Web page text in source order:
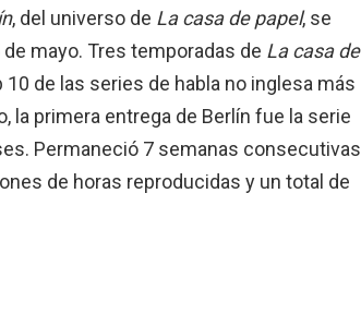
, del universo de La casa de papel, se
mayo. Tres temporadas de La casa de
de las series de habla no inglesa más
la primera entrega de Berlín fue la serie
Permaneció 7 semanas consecutivas
de horas reproducidas y un total de